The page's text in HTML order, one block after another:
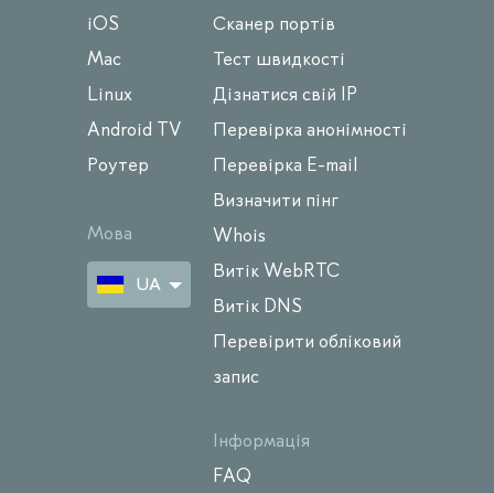
iOS
Mac
Linux
Android TV
Роутер
Мова
UA
Сканер портів
Тест швидкості
Дізнатися свій IP
Перевірка анонімності
Перевірка E-mail
Визначити пінг
Whois
Витік WebRTC
Витік DNS
Перевірити обліковий
запис
Інформація
FAQ